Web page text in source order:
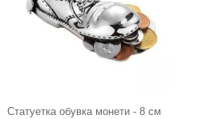
Статуетка обувкa монети - 8 см